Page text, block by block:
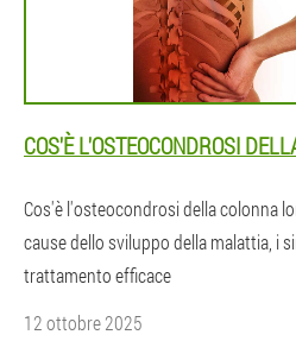
COS'È L'OSTEOCONDROSI
Cos'è l'osteocondrosi della colonna
cause dello sviluppo della malattia, i
trattamento efficace
12 ottobre 2025